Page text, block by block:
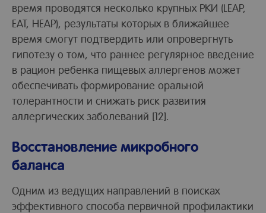
время проводятся несколько крупных РКИ (LEAP,
EAT, HEAP), результаты которых в ближайшее
время смогут подтвердить или опровергнуть
гипотезу о том, что раннее регулярное введение
в рацион ребенка пищевых аллергенов может
обеспечивать формирование оральной
толерантности и снижать риск развития
аллергических заболеваний [12].
Восстановление микробного
баланса
Одним из ведущих направлений в поисках
эффективного способа первичной профилактики